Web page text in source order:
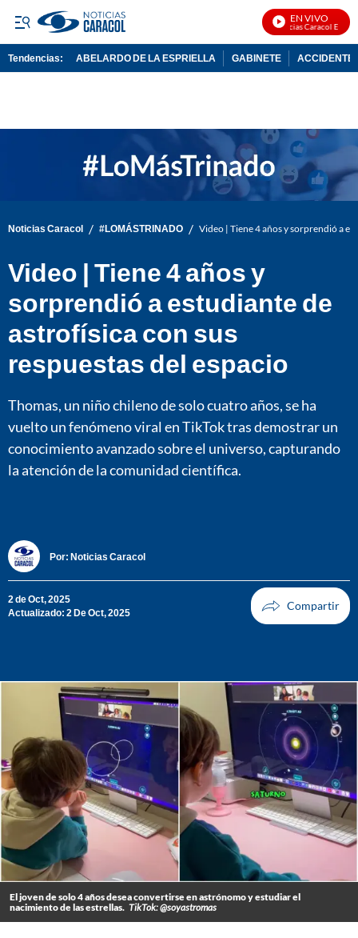
EN VIVO
Noticias Caracol En Vivo
Tendencias: ABELARDO DE LA ESPRIELLA GABINETE ACCIDENTE
Noticias Caracol / #LOMÁSTRINADO / Video | Tiene 4 años y sorprendió a
Video | Tiene 4 años y
sorprendió a estudiante de
astrofísica con sus
respuestas del espacio
Thomas, un niño chileno de solo cuatro años, se ha
vuelto un fenómeno viral en TikTok tras demostrar un
conocimiento avanzado sobre el universo, capturando
la atención de la comunidad científica.
Por: Noticias Caracol
2 de Oct, 2025
Actualizado: 2 De Oct, 2025
El joven de solo 4 años desea convertirse en astrónomo y estudiar el
nacimiento de las estrellas. TikTok: @soyastromas